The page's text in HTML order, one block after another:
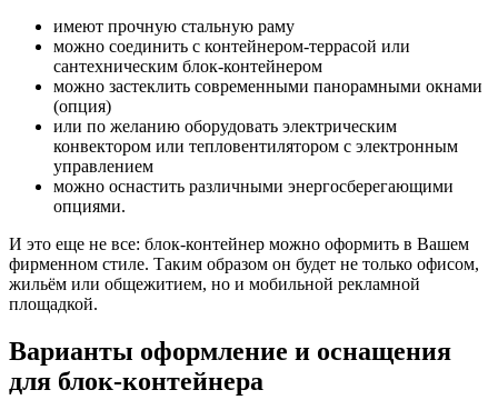
имеют прочную стальную раму
можно соединить с контейнером-террасой или
сантехническим блок-контейнером
можно застеклить современными панорамными окнами
(опция)
или по желанию оборудовать электрическим
конвектором или тепловентилятором с электронным
управлением
можно оснастить различными энергосберегающими
опциями.
И это еще не все: блок-контейнер можно оформить в Вашем
фирменном стиле. Таким образом он будет не только офисом,
жильём или общежитием, но и мобильной рекламной
площадкой.
Варианты оформление и оснащения
для блок-контейнера